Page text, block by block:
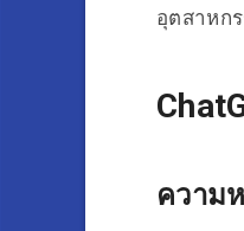
อุตสาหก
ความ